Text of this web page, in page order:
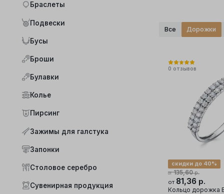
Браслеты
Подвески
Бусы
Броши
Булавки
Колье
Пирсинг
Зажимы для галстука
Запонки
Столовое серебро
Сувенирная продукция
Все Дорожки
0 отзывов
от135,60р.
скидки до 40%
от 81,36 р.
Кольцо дорожка